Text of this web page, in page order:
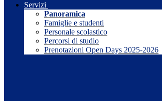
Servizi
Panoramica
Famiglie e studenti
Personale scolastico
Percorsi di studio
Prenotazioni Open Days 2025-2026